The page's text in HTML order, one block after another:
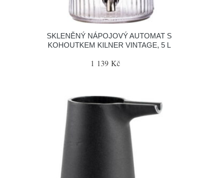
SKLENĚNÝ NÁPOJOVÝ AUTOMAT S
KOHOUTKEM KILNER VINTAGE, 5 L
1 139 Kč